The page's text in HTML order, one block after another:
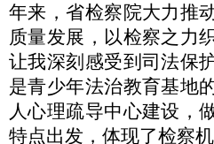
年来，省检察院大力推
质量发展，以检察之力
让我深刻感受到司法保
是青少年法治教育基地
人心理疏导中心建设，
特点出发，体现了检察